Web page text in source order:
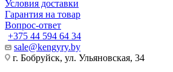
Условия доставки
Гарантия на товар
Вопрос-ответ
+375 44 594 64 34
sale@kengyry.by
г. Бобруйск, ул. Ульяновская, 34